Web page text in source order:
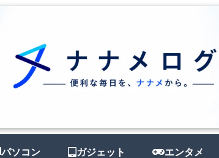
パソコン ガジェット エンタメ